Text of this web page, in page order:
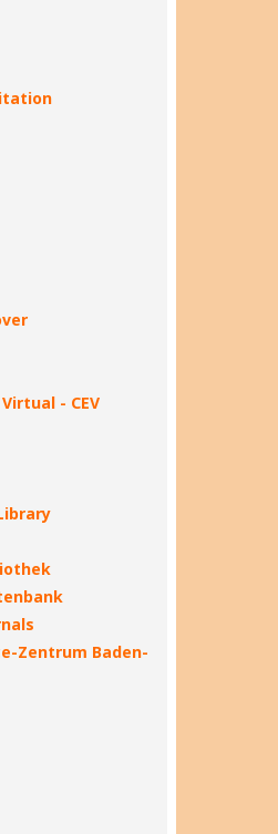
- CEV
Zentrum Baden-